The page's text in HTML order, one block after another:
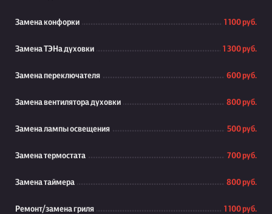
Замена конфорки 1 100 руб.
Замена ТЭНа духовки 1 300 руб.
Замена переключателя 600 руб.
Замена вентилятора духовки 800 руб.
Замена лампы освещения 500 руб.
Замена термостата 700 руб.
Замена таймера 800 руб.
Ремонт/замена гриля 1 100 руб.